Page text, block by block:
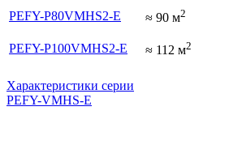
PEFY-P80VMHS2-E
≈ 90 м2
PEFY-P100VMHS2-E
≈ 112 м2
Характеристики серии
PEFY-VMHS-E